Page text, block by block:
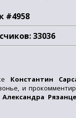
#4958
33036
Константин
и
Александра